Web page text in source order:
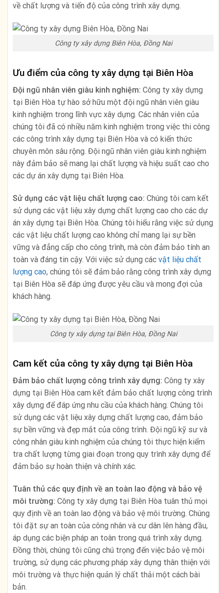
về chất lượng và tiến độ của công trình xây dựng.
Công ty xây dựng Biên Hòa, Đồng Nai
Ưu điểm của công ty xây dựng tại Biên Hòa
Đội ngũ nhân viên giàu kinh nghiệm: Công ty xây dựng
tại Biên Hòa tự hào sở hữu một đội ngũ nhân viên giàu
kinh nghiệm trong lĩnh vực xây dựng. Các nhân viên của
chúng tôi đã có nhiều năm kinh nghiệm trong việc thi công
các công trình xây dựng tại Biên Hòa và có kiến thức
chuyên môn sâu rộng. Đội ngũ nhân viên giàu kinh nghiệm
này đảm bảo sẽ mang lại chất lượng và hiệu suất cao cho
các dự án xây dựng tại Biên Hòa.
Sử dụng các vật liệu chất lượng cao: Chúng tôi cam kết
sử dụng các vật liệu xây dựng chất lượng cao cho các dự
án xây dựng tại Biên Hòa. Chúng tôi hiểu rằng việc sử dụng
các vật liệu chất lượng cao không chỉ mang lại sự bền
vững và đẳng cấp cho công trình, mà còn đảm bảo tính an
toàn và đáng tin cậy. Với việc sử dụng các vật liệu chất
lượng cao, chúng tôi sẽ đảm bảo rằng công trình xây dựng
tại Biên Hòa sẽ đáp ứng được yêu cầu và mong đợi của
khách hàng.
Công ty xây dựng tại Biên Hòa, Đồng Nai
Cam kết của công ty xây dựng tại Biên Hòa
Đảm bảo chất lượng công trình xây dựng: Công ty xây
dựng tại Biên Hòa cam kết đảm bảo chất lượng công trình
xây dựng để đáp ứng nhu cầu của khách hàng. Chúng tôi
sử dụng các vật liệu xây dựng chất lượng cao, đảm bảo
sự bền vững và đẹp mắt của công trình. Đội ngũ kỹ sư và
công nhân giàu kinh nghiệm của chúng tôi thực hiện kiểm
tra chất lượng từng giai đoạn trong quy trình xây dựng để
đảm bảo sự hoàn thiện và chính xác.
Tuân thủ các quy định về an toàn lao động và bảo vệ
môi trường: Công ty xây dựng tại Biên Hòa tuân thủ mọi
quy định về an toàn lao động và bảo vệ môi trường. Chúng
tôi đặt sự an toàn của công nhân và cư dân lên hàng đầu,
áp dụng các biện pháp an toàn trong quá trình xây dựng.
Đồng thời, chúng tôi cũng chú trọng đến việc bảo vệ môi
trường, sử dụng các phương pháp xây dựng thân thiện với
môi trường và thực hiện quản lý chất thải một cách bài
bản.